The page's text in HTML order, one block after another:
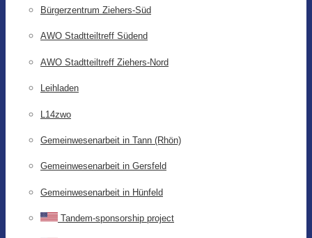
Bürgerzentrum Ziehers-Süd
AWO Stadtteiltreff Südend
AWO Stadtteiltreff Ziehers-Nord
Leihladen
L14zwo
Gemeinwesenarbeit in Tann (Rhön)
Gemeinwesenarbeit in Gersfeld
Gemeinwesenarbeit in Hünfeld
Tandem-sponsorship project